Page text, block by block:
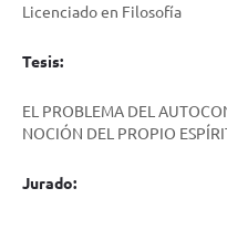
Licenciado en Filosofía
Tesis:
EL PROBLEMA DEL
NOCIÓN DEL PROPIO
Jurado: